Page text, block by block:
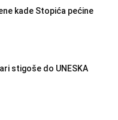
kade Stopića pećine
stigoše do UNESKA